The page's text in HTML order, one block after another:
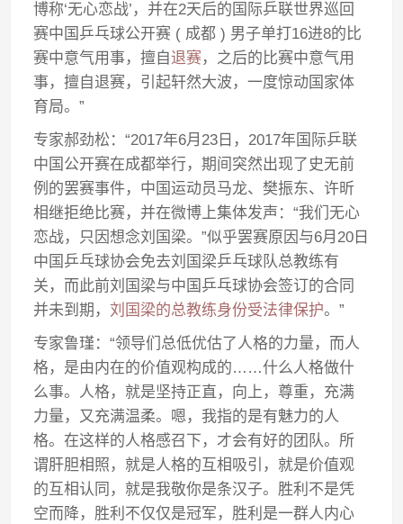
博称‘无心恋战’，并在2天后的国际乒联世界巡回
赛中国乒乓球公开赛 ( 成都 ) 男子单打16进8的比
赛中意气用事，擅自退赛 ，之后的比赛中意气用
事，擅自退赛，引起轩然大波，一度惊动国家体
育局。”
专家郝劲松：“2017年6月23日，2017年国际乒联
中国公开赛在成都举行，期间突然出现了史无前
例的罢赛事件，中国运动员马龙、樊振东、许昕
相继拒绝比赛，并在微博上集体发声：“我们无心
恋战，只因想念刘国梁。”似乎罢赛原因与6月20日
中国乒乓球协会免去刘国梁乒乓球队总教练有
关，而此前刘国梁与中国乒乓球协会签订的合同
并未到期，刘国梁的总教练身份受法律保护。”
专家鲁瑾：“领导们总低优估了人格的力量，而人
格，是由内在的价值观构成的……什么人格做什
么事。人格，就是坚持正直，向上，尊重，充满
力量，又充满温柔。嗯，我指的是有魅力的人
格。在这样的人格感召下，才会有好的团队。所
谓肝胆相照，就是人格的互相吸引，就是价值观
的互相认同，就是我敬你是条汉子。胜利不是凭
空而降，胜利不仅仅是冠军，胜利是一群人内心